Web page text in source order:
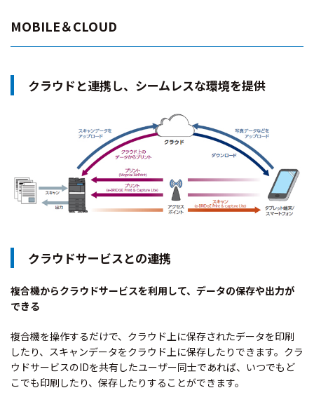
MOBILE＆CLOUD
クラウドと連携し、シームレスな環境を提供
クラウドサービスとの連携
複合機からクラウドサービスを利用して、データの保存や出力が
できる
複合機を操作するだけで、クラウド上に保存されたデータを印刷
したり、スキャンデータをクラウド上に保存したりできます。クラ
ウドサービスのIDを共有したユーザー同士であれば、いつでもど
こでも印刷したり、保存したりすることができます。